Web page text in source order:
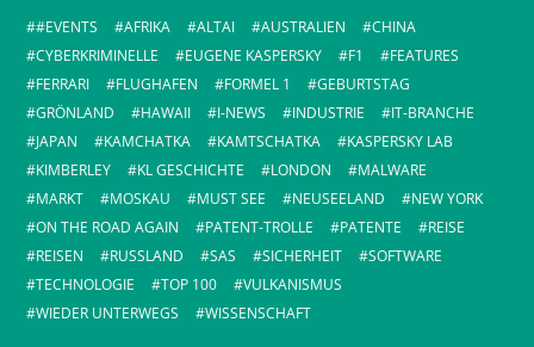
#EVENTS
AFRIKA ALTAI AUSTRALIEN
CHINA
CYBERKRIMINELLE
EUGENE KASPERSKY F1
FEATURES
FERRARI
FLUGHAFEN FORMEL 1
GEBURTSTAG
GRÖNLAND
HAWAII I-NEWS INDUSTRIE
IT-BRANCHE
JAPAN
KAMCHATKA KAMTSCHATKA
KASPERSKY LAB
KIMBERLEY
KL GESCHICHTE LONDON
MALWARE
MARKT
MOSKAU MUST SEE NEUSEELAND
NEW YORK
ON THE ROAD AGAIN
PATENT-TROLLE PATENTE
REISE
REISEN
RUSSLAND SAS SICHERHEIT
SOFTWARE
TECHNOLOGIE
TOP 100
VULKANISMUS
WIEDER UNTERWEGS
WISSENSCHAFT